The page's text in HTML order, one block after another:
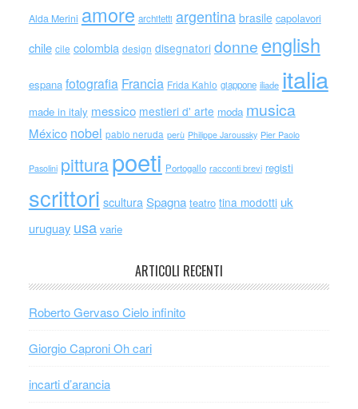
Alda Merini amore architetti argentina brasile capolavori
chile cile colombia design disegnatori donne english
espana fotografia Francia Frida Kahlo giappone iliade italia
made in italy messico mestieri d' arte moda musica
México nobel pablo neruda perù Philippe Jaroussky Pier Paolo
Pasolini pitturapoeti Portogallo racconti brevi registi
scrittori scultura Spagna teatro tina modotti uk
uruguay usa varie
ARTICOLI RECENTI
Roberto Gervaso Cielo infinito
Giorgio Caproni Oh cari
incarti d’arancia